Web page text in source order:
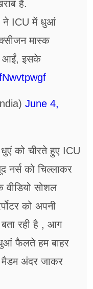
है.
ने ICU में धुआं
मास्क
आईं, इसके
June 4,
को चीरते हुए ICU
नर्स को चिल्लाकर
सोशल
को अपनी
बता रही है , आग
फैलते हम बाहर
अंदर जाकर